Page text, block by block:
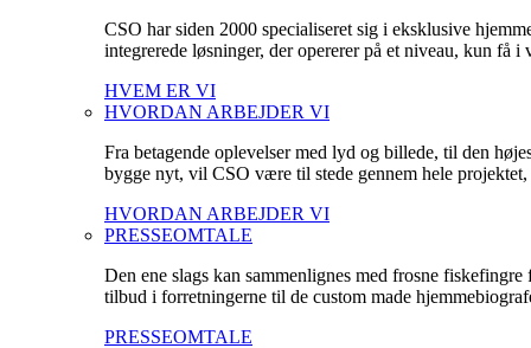
CSO har siden 2000 specialiseret sig i eksklusive
integrerede løsninger, der opererer på et niveau, kun få i
HVEM ER VI
HVORDAN ARBEJDER VI
Fra betagende oplevelser med lyd og billede, til den
bygge nyt, vil CSO være til stede gennem hele
HVORDAN ARBEJDER VI
PRESSEOMTALE
Den ene slags kan sammenlignes med frosne
tilbud i forretningerne til de custom made
PRESSEOMTALE